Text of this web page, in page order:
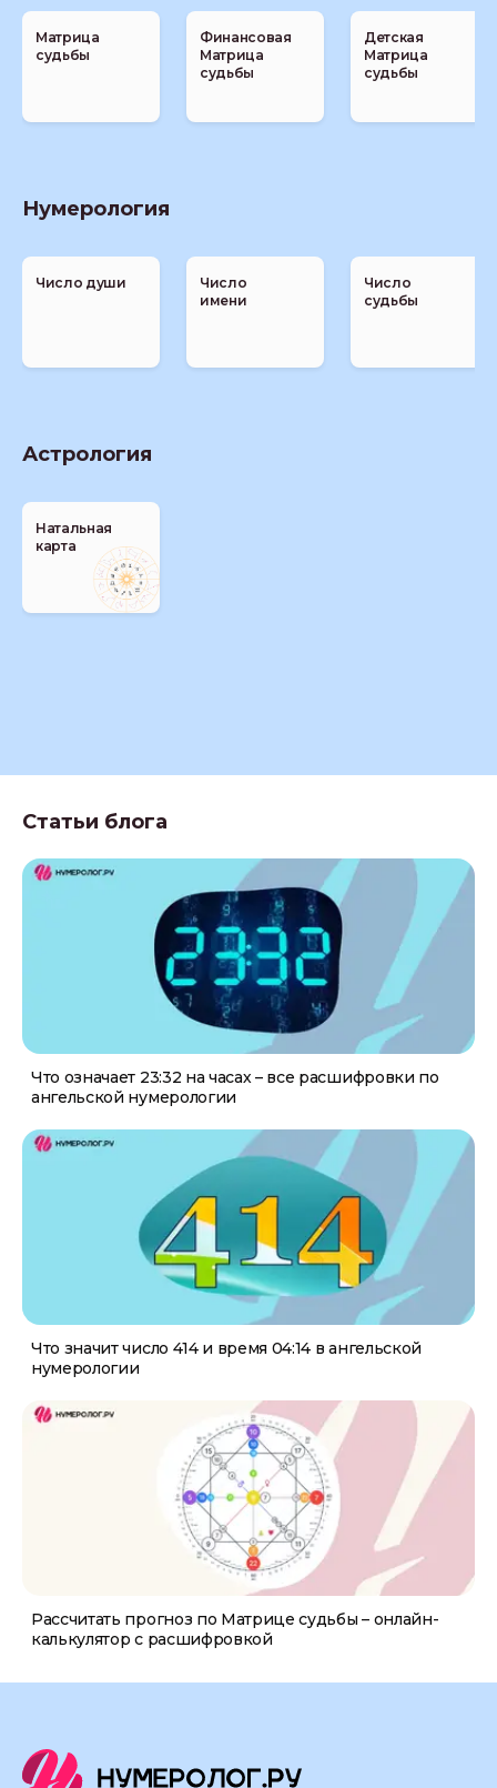
Матрица
судьбы
Финансовая
Матрица
судьбы
Детская
Матрица
судьбы
Нумерология
Число души
Число
имени
Число
судьбы
Астрология
Натальная
карта
Статьи блога
Что означает 23:32 на часах – все расшифровки по
ангельской нумерологии
Что значит число 414 и время 04:14 в ангельской
нумерологии
Рассчитать прогноз по Матрице судьбы – онлайн-
калькулятор с расшифровкой